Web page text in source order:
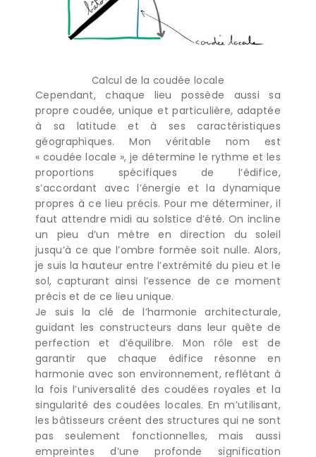
Calcul de la coudée locale
Cependant, chaque lieu possède aussi sa
propre coudée, unique et particulière, adaptée
à sa latitude et à ses caractéristiques
géographiques. Mon véritable nom est
« coudée locale », je détermine le rythme et les
proportions spécifiques de l’édifice,
s’accordant avec l’énergie et la dynamique
propres à ce lieu précis. Pour me déterminer, il
faut attendre midi au solstice d’été. On incline
un pieu d’un mètre en direction du soleil
jusqu’à ce que l’ombre formée soit nulle. Alors,
je suis la hauteur entre l’extrémité du pieu et le
sol, capturant ainsi l’essence de ce moment
précis et de ce lieu unique.
Je suis la clé de l’harmonie architecturale,
guidant les constructeurs dans leur quête de
perfection et d’équilibre. Mon rôle est de
garantir que chaque édifice résonne en
harmonie avec son environnement, reflétant à
la fois l’universalité des coudées royales et la
singularité des coudées locales. En m’utilisant,
les bâtisseurs créent des structures qui ne sont
pas seulement fonctionnelles, mais aussi
empreintes d’une profonde signification